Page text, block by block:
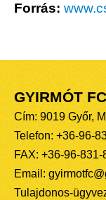
Forrás:
GYIRMÓT
Cím: 9019 Győr,
Telefon: +36-96-
FAX: +36-96-831-
Email:
Tulajdonos-